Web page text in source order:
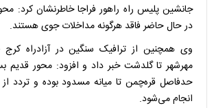
جانشین پلیس راه راهور فراجا خاطرنشان کرد:
در حال حاضر فاقد هرگونه مداخلات جوی هستند.
وی همچنین از ترافیک سنگین در آزادراه
مهرشهر تا گلدشت خبر داد و افزود: محور قدیم
حدفاصل قره‌چمن تا میانه مسدود بوده و تردد
انجام می‌شود.